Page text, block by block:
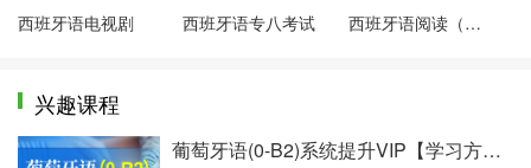
西班牙语电视剧
西班牙语专八考试 西班牙语阅读（双语）
兴趣课程
葡萄牙语(0-B2)系统提升VIP【学习方案定制】